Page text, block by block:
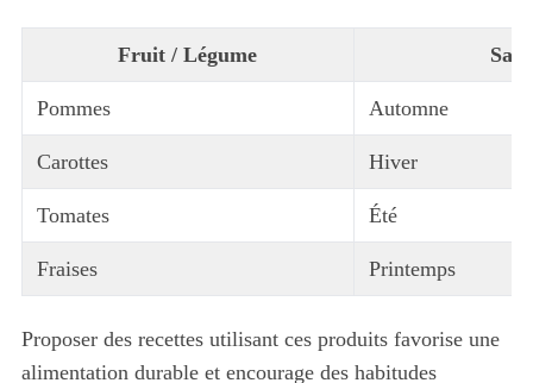
Fruit / Légume
Pommes Automne
Carottes Hiver
Tomates Été
Fraises Printemps
Proposer des recettes utilisant ces produits favorise une
alimentation durable et encourage des habitudes
a